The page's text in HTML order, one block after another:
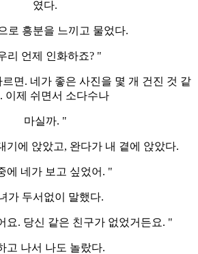
였다.
로 흥분을 느끼고 물었다.
리 언제 인화하죠? "
면. 네가 좋은 사진을 몇 개 건진 것 같
이제 쉬면서 소다수나
마실까. "
기에 앉았고, 완다가 내 곁에 앉았다.
에 네가 보고 싶었어. "
가 두서없이 말했다.
요. 당신 같은 친구가 없었거든요. "
고 나서 나도 놀랐다.